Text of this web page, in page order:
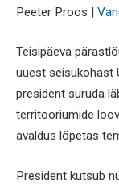
Peeter Proos |
Teisipäeva
uuest seisukohast
president suruda
territooriumide
avaldus lõpetas
President kutsub